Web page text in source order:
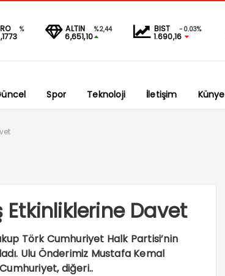
% ALTIN %2,44
6,651,10
BIST -0.03%
1.690,16
Spor Teknoloji İletişim Künye
Etkinliklerine Davet
Törk Cumhuriyet Halk Partisi’nin
Ulu Önderimiz Mustafa Kemal
diğeri..